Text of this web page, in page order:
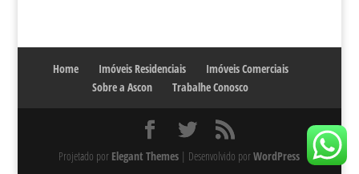
Home Imóveis Residenciais
Imóveis Comerciais
Sobre a Ascon
Trabalhe Conosco
Projetado por Elegant Themes | Desenvolvido porWordPress